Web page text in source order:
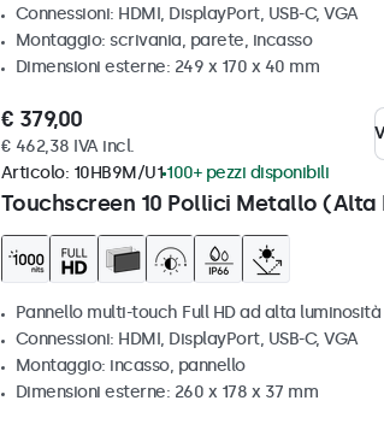
Connessioni: HDMI, DisplayPort, USB-C, VGA
Montaggio: scrivania, parete, incasso
Dimensioni esterne: 249 x 170 x 40 mm
€ 379,00
€ 462,38 IVA incl.
Touchscreen 10 Pollici Metallo
Articolo: 10HB9M/U1 100+ pezzi disponibili
Pannello multi-touch Full HD ad alta luminosità
Connessioni: HDMI, DisplayPort, USB-C, VGA
Montaggio: incasso, pannello
Dimensioni esterne: 260 x 178 x 37 mm